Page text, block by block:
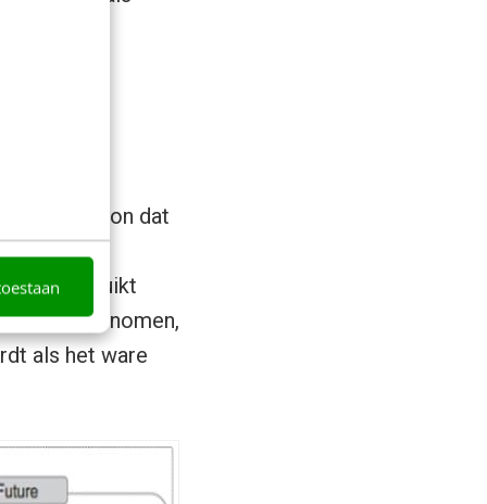
veel
is het icoon dat
nieuwe
gebruikt
waargenomen,
als het ware